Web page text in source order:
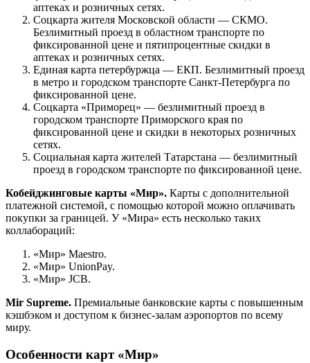
аптеках и розничных сетях.
Соцкарта жителя Московской области — СКМО.
Безлимитный проезд в областном транспорте по
фиксированной цене и пятипроцентные скидки в
аптеках и розничных сетях.
Единая карта петербуржца — ЕКП. Безлимитный проезд
в метро и городском транспорте Санкт-Петербурга по
фиксированной цене.
Соцкарта «Приморец» — безлимитный проезд в
городском транспорте Приморского края по
фиксированной цене и скидки в некоторых розничных
сетях.
Социальная карта жителей Татарстана — безлимитный
проезд в городском транспорте по фиксированной цене.
Кобейджинговые карты «Мир». Карты с дополнительной
платежной системой, с помощью которой можно оплачивать
покупки за границей. У «Мира» есть несколько таких
коллабораций:
«Мир» Maestro.
«Мир» UnionPay.
«Мир» JCB.
Mir Supreme. Премиальные банковские карты с повышенным
кэшбэком и доступом к бизнес-залам аэропортов по всему
миру.
Особенности карт «Мир»